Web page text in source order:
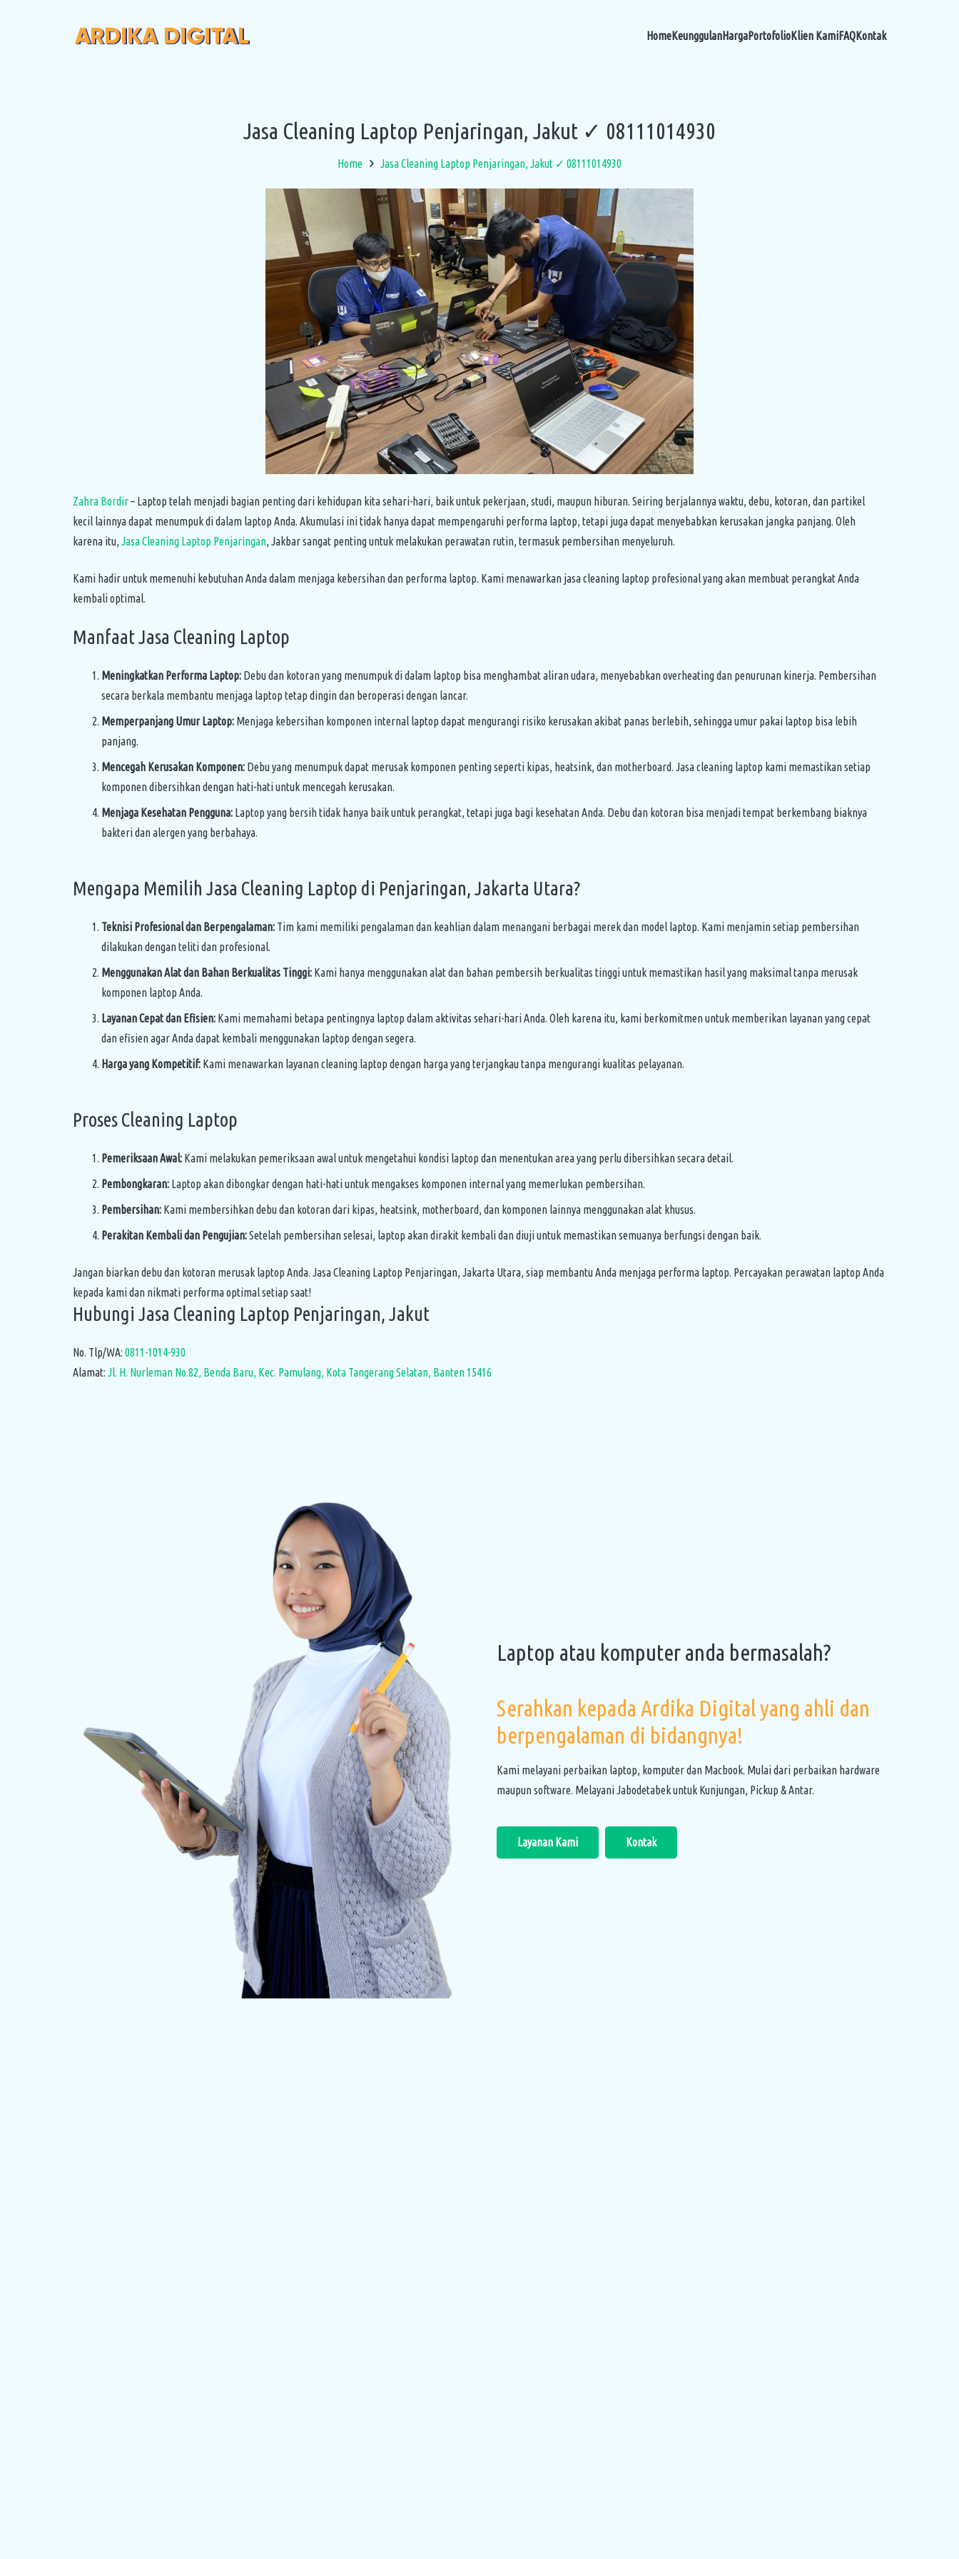
HomeKeunggulanHargaPortofolioKlien KamiFAQKontak
Jasa Cleaning Laptop Penjaringan, Jakut ✓ 08111014930
Home Jasa Cleaning Laptop Penjaringan, Jakut ✓ 08111014930
Zahra Bordir– Laptop telah menjadi bagian penting dari kehidupan kita sehari-hari, baik untuk pekerjaan, studi, maupun hiburan. Seiring berjalannya waktu, debu, kotoran, dan partikel
kecil lainnya dapat menumpuk di dalam laptop Anda. Akumulasi ini tidak hanya dapat mempengaruhi performa laptop, tetapi juga dapat menyebabkan kerusakan jangka panjang. Oleh
karena itu, Jasa Cleaning Laptop Penjaringan, Jakbar sangat penting untuk melakukan perawatan rutin, termasuk pembersihan menyeluruh.
Kami hadir untuk memenuhi kebutuhan Anda dalam menjaga kebersihan dan performa laptop. Kami menawarkan jasa cleaning laptop profesional yang akan membuat perangkat Anda
kembali optimal.
Manfaat Jasa Cleaning Laptop
Meningkatkan Performa Laptop: Debu dan kotoran yang menumpuk di dalam laptop bisa menghambat aliran udara, menyebabkan overheating dan penurunan kinerja. Pembersihan
secara berkala membantu menjaga laptop tetap dingin dan beroperasi dengan lancar.
Memperpanjang Umur Laptop: Menjaga kebersihan komponen internal laptop dapat mengurangi risiko kerusakan akibat panas berlebih, sehingga umur pakai laptop bisa lebih
panjang.
Mencegah Kerusakan Komponen: Debu yang menumpuk dapat merusak komponen penting seperti kipas, heatsink, dan motherboard. Jasa cleaning laptop kami memastikan setiap
komponen dibersihkan dengan hati-hati untuk mencegah kerusakan.
Menjaga Kesehatan Pengguna: Laptop yang bersih tidak hanya baik untuk perangkat, tetapi juga bagi kesehatan Anda. Debu dan kotoran bisa menjadi tempat berkembang biaknya
bakteri dan alergen yang berbahaya.
Mengapa Memilih Jasa Cleaning Laptop di Penjaringan, Jakarta Utara?
Teknisi Profesional dan Berpengalaman: Tim kami memiliki pengalaman dan keahlian dalam menangani berbagai merek dan model laptop. Kami menjamin setiap pembersihan
dilakukan dengan teliti dan profesional.
Menggunakan Alat dan Bahan Berkualitas Tinggi: Kami hanya menggunakan alat dan bahan pembersih berkualitas tinggi untuk memastikan hasil yang maksimal tanpa merusak
komponen laptop Anda.
Layanan Cepat dan Efisien: Kami memahami betapa pentingnya laptop dalam aktivitas sehari-hari Anda. Oleh karena itu, kami berkomitmen untuk memberikan layanan yang cepat
dan efisien agar Anda dapat kembali menggunakan laptop dengan segera.
Harga yang Kompetitif: Kami menawarkan layanan cleaning laptop dengan harga yang terjangkau tanpa mengurangi kualitas pelayanan.
Proses Cleaning Laptop
Pemeriksaan Awal: Kami melakukan pemeriksaan awal untuk mengetahui kondisi laptop dan menentukan area yang perlu dibersihkan secara detail.
Pembongkaran: Laptop akan dibongkar dengan hati-hati untuk mengakses komponen internal yang memerlukan pembersihan.
Pembersihan: Kami membersihkan debu dan kotoran dari kipas, heatsink, motherboard, dan komponen lainnya menggunakan alat khusus.
Perakitan Kembali dan Pengujian:Setelah pembersihan selesai, laptop akan dirakit kembali dan diuji untuk memastikan semuanya berfungsi dengan baik.
Jangan biarkan debu dan kotoran merusak laptop Anda. Jasa Cleaning Laptop Penjaringan, Jakarta Utara, siap membantu Anda menjaga performa laptop. Percayakan perawatan laptop Anda
kepada kami dan nikmati performa optimal setiap saat!
Hubungi Jasa Cleaning Laptop Penjaringan, Jakut
No. Tlp/WA: 0811-1014-930
Alamat: Jl. H. Nurleman No.82, Benda Baru, Kec. Pamulang, Kota Tangerang Selatan, Banten 15416
Laptop atau komputer anda bermasalah?
Serahkan kepada Ardika Digital yang ahli dan
berpengalaman di bidangnya!
Kami melayani perbaikan laptop, komputer dan Macbook. Mulai dari perbaikan hardware
maupun software. Melayani Jabodetabek untuk Kunjungan, Pickup & Antar.
Layanan Kami Kontak